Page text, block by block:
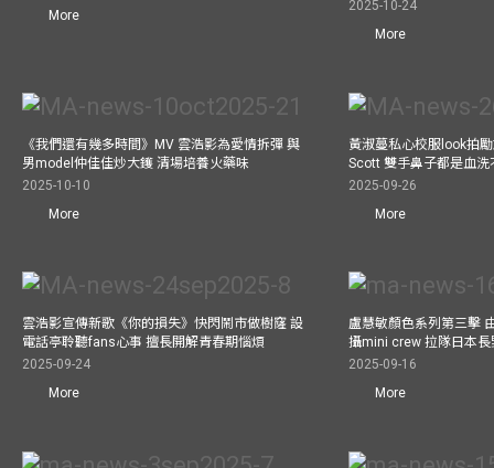
More
2025-10-24
More
《我們還有幾多時間》MV 雲浩影為愛情拆彈 與
男model仲佳佳炒大鑊 清場培養火藥味
2025-10-10
More
黃淑蔓私心校服look拍
Scott 雙手鼻子都是血洗
2025-09-26
More
雲浩影宣傳新歌《你的損失》快閃鬧市做樹窿 設
電話亭聆聽fans心事 擅長開解青春期惱煩
2025-09-24
More
盧慧敏顏色系列第三擊
攝mini crew 拉隊日本長
2025-09-16
More